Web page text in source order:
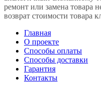
ремонт или замена товара
возврат стоимости товара
Главная
О проекте
Способы оплаты
Способы доставки
Гарантия
Контакты